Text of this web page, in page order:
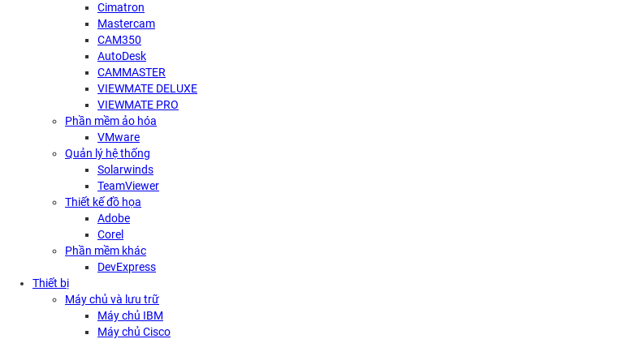
Cimatron
Mastercam
CAM350
AutoDesk
CAMMASTER
VIEWMATE DELUXE
VIEWMATE PRO
Phần mềm ảo hóa
VMware
Quản lý hệ thống
Solarwinds
TeamViewer
Thiết kế đồ họa
Adobe
Corel
Phần mềm khác
DevExpress
Thiết bị
Máy chủ và lưu trữ
Máy chủ IBM
Máy chủ Cisco